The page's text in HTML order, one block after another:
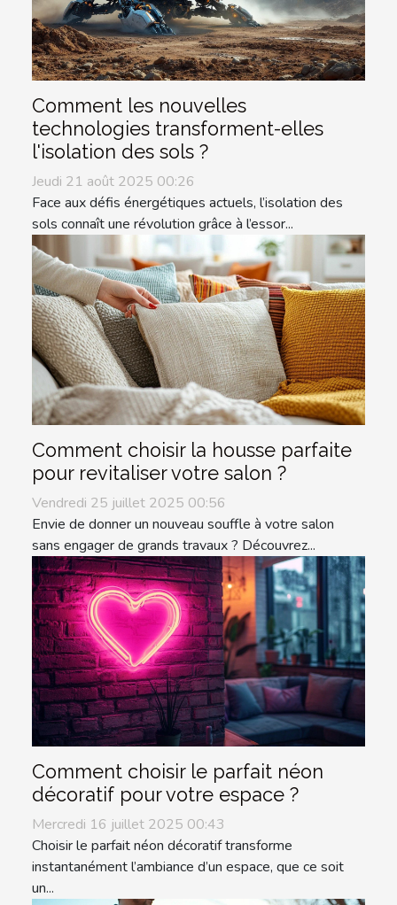
Comment les nouvelles
technologies transforment-elles
l'isolation des sols ?
Jeudi 21 août 2025 00:26
Face aux défis énergétiques actuels, l’isolation des
sols connaît une révolution grâce à l’essor...
Comment choisir la housse parfaite
pour revitaliser votre salon ?
Vendredi 25 juillet 2025 00:56
Envie de donner un nouveau souffle à votre salon
sans engager de grands travaux ? Découvrez...
Comment choisir le parfait néon
décoratif pour votre espace ?
Mercredi 16 juillet 2025 00:43
Choisir le parfait néon décoratif transforme
instantanément l’ambiance d’un espace, que ce soit
un...